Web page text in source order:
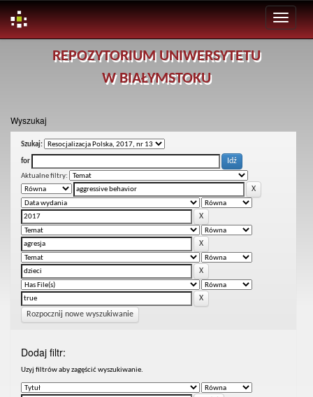
REPOZYTORIUM UNIWERSYTETU
W BIAŁYMSTOKU
Wyszukaj
Szukaj:
for
Aktualne filtry:
Rozpocznij nowe wyszukiwanie
Dodaj filtr:
Uzyj filtrów aby zagęścić wyszukiwanie.